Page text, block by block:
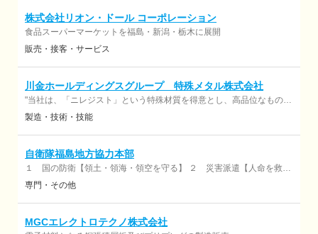
株式会社リオン・ドール コーポレーション
食品スーパーマーケットを福島・新潟・栃木に展開
販売・接客・サービス
川金ホールディングスグループ 特殊メタル株式会社
"当社は、「ニレジスト」という特殊材質を得意とし、高品位なものづ
くりを行う企業です。 半導体製造装置、内燃機関向けなど、過酷な条
製造・技術・技能
自衛隊福島地方協力本部
１ 国の防衛【領土・領海・領空を守る】 ２ 災害派遣【人命を救
い、支援によって生活を取り戻す】 ３ 国際平和協力活動等【平和を
専門・その他
MGCエレクトロテクノ株式会社